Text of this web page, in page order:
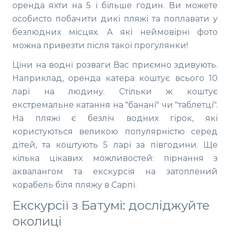
оренда яхти на 5 і більше годин. Ви можете
особисто побачити дикі пляжі та поплавати у
безлюдних місцях. А які неймовірні фото
можна привезти після такої прогулянки!
Ціни на водні розваги Вас приємно здивують.
Наприклад, оренда катера коштує всього 10
ларі на людину. Стільки ж коштує
екстремальне катання на "банані" чи "таблетці".
На пляжі є безліч водних гірок, які
користуються великою популярністю серед
дітей, та коштують 5 ларі за півгодини. Ще
кілька цікавих можливостей: пірнання з
аквалангом та екскурсія на затоплений
корабель біля пляжу в Сарпі.
Екскурсії з Батумі: досліджуйте
околиці